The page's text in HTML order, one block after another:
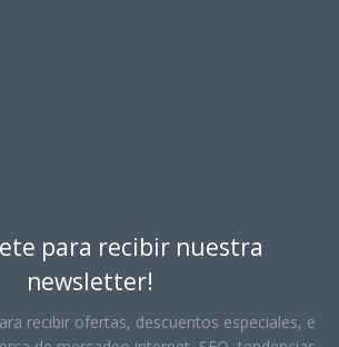
para recibir nuestra
newsletter!
recibir ofertas, descuentos especiales, e